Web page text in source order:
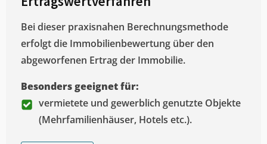
Bei dieser praxisnahen Berechnungsmethode
erfolgt die Immobilienbewertung über den
abgeworfenen Ertrag der Immobilie.
Besonders geeignet für:
vermietete und gewerblich genutzte Objekte
(Mehrfamilienhäuser, Hotels etc.).